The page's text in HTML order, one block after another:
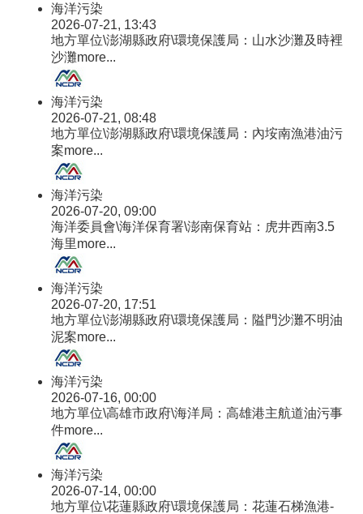
海洋污染
2026-07-21, 13:43
地方單位\澎湖縣政府\環境保護局：山水沙灘及時裡
沙灘more...
海洋污染
2026-07-21, 08:48
地方單位\澎湖縣政府\環境保護局：內垵南漁港油污
案more...
海洋污染
2026-07-20, 09:00
海洋委員會\海洋保育署\澎南保育站：虎井西南3.5
海里more...
海洋污染
2026-07-20, 17:51
地方單位\澎湖縣政府\環境保護局：隘門沙灘不明油
泥案more...
海洋污染
2026-07-16, 00:00
地方單位\高雄市政府\海洋局：高雄港主航道油污事
件more...
海洋污染
2026-07-14, 00:00
地方單位\花蓮縣政府\環境保護局：花蓮石梯漁港-